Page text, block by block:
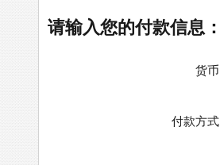
请输入您的付款信息：
货币
付款方式